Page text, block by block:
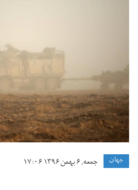
جهان جمعه, ۶ بهمن ۱۳۹۶ ۱۷:۰۶